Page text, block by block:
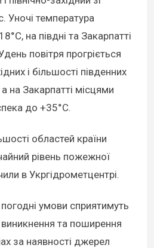
температура
на півдні та Закарпатті
повітря прогріється
і більшості південних
на Закарпатті місцями
до +35°C.
областей країни
рівень пожежної
в Укргідрометцентрі.
погодні умови сприятимуть
виникнення та поширення
за наявності джерел